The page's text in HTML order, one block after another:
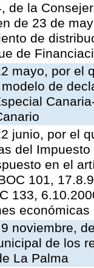
de la
de 23 de
de
de
mayo, por el
de
junio, por el
del
en el
101,
133,
noviembre,
de los
La Palma